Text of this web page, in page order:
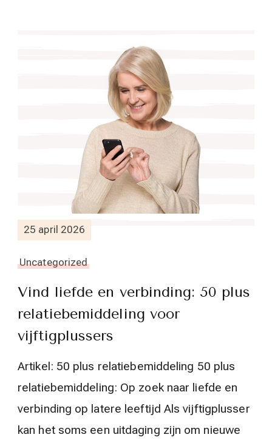
25 april 2026
Uncategorized
Vind liefde en verbinding: 50 plus
relatiebemiddeling voor
vijftigplussers
Artikel: 50 plus relatiebemiddeling 50 plus
relatiebemiddeling: Op zoek naar liefde en
verbinding op latere leeftijd Als vijftigplusser
kan het soms een uitdaging zijn om nieuwe